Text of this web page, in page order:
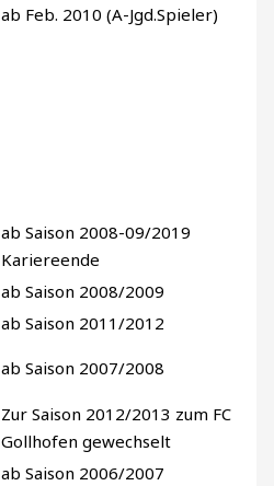
ab Feb. 2010 (A-Jgd.Spieler)
ab Saison 2008-09/2019
Kariereende
ab Saison 2008/2009
ab Saison 2011/2012
ab Saison 2007/2008
Zur Saison 2012/2013 zum FC
Gollhofen gewechselt
ab Saison 2006/2007